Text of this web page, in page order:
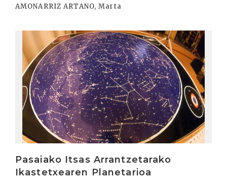
AMONARRIZ ARTANO, Marta
Pasaiako Itsas Arrantzetarako
Ikastetxearen Planetarioa